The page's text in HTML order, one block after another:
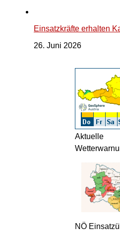
Einsatzkräfte erhalten
26. Juni 2026
Aktuelle
NÖ